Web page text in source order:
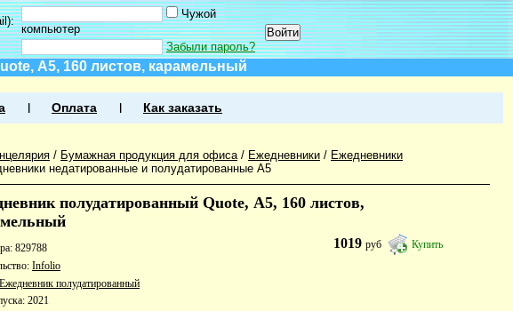
Чужой
компьютер
Забыли пароль?
А5, 160 листов, карамельный
Оплата Как заказать
/ Бумажная продукция для офиса/ Ежедневники / Ежедневники
недатированные и полудатированные А5
полудатированный Quote, А5, 160 листов,
1019руб Купить
829788
Infolio
Ежедневник полудатированный
2021